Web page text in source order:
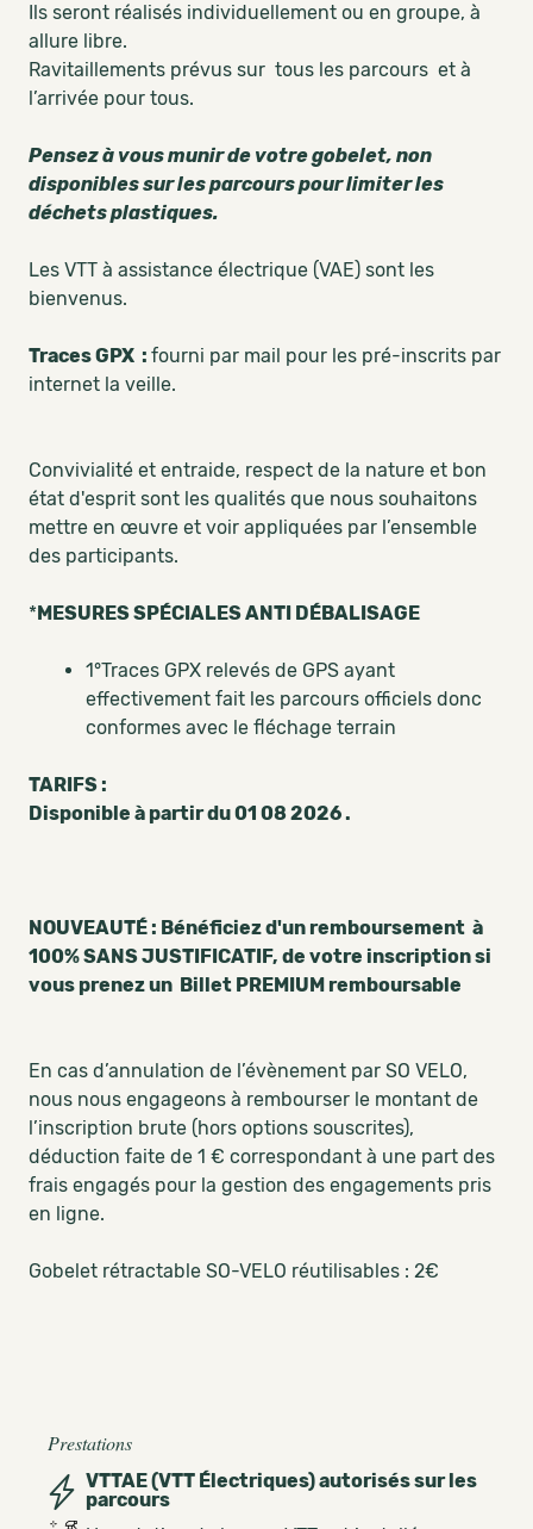
Ils seront réalisés individuellement ou en groupe, à
allure libre.
Ravitaillements prévus sur tous les parcours et à
l’arrivée pour tous.
Pensez à vous munir de votre gobelet, non
disponibles sur les parcours pour limiter les
déchets plastiques.
Les VTT à assistance électrique (VAE) sont les
bienvenus.
Traces GPX : fourni par mail pour les pré-inscrits par
internet la veille.
Convivialité et entraide, respect de la nature et bon
état d'esprit sont les qualités que nous souhaitons
mettre en œuvre et voir appliquées par l’ensemble
des participants.
*MESURES SPÉCIALES ANTI DÉBALISAGE
1°Traces GPX relevés de GPS ayant
effectivement fait les parcours officiels donc
conformes avec le fléchage terrain
TARIFS :
Disponible à partir du 01 08 2026 .
NOUVEAUTÉ : Bénéficiez d'un remboursement à
100% SANS JUSTIFICATIF, de votre inscription si
vous prenez un Billet PREMIUM remboursable
En cas d’annulation de l’évènement par SO VELO,
nous nous engageons à rembourser le montant de
l’inscription brute (hors options souscrites),
déduction faite de 1 € correspondant à une part des
frais engagés pour la gestion des engagements pris
en ligne.
Gobelet rétractable SO-VELO réutilisables : 2€
Prestations
VTTAE (VTT Électriques) autorisés sur les
parcours